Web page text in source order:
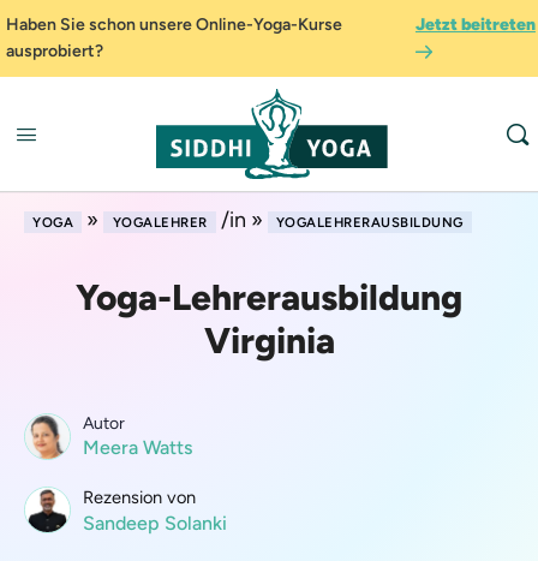
Haben Sie schon unsere Online-Yoga-Kurse
ausprobiert?
Jetzt beitreten
YOGA » YOGALEHRER /in » YOGALEHRERAUSBILDUNG
Yoga-Lehrerausbildung
Virginia
Autor
Meera Watts
Rezension von
Sandeep Solanki